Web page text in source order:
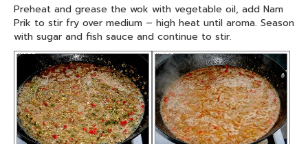
Preheat and grease the wok with vegetable oil, add Nam
Prik to stir fry over medium – high heat until aroma. Season
with sugar and fish sauce and continue to stir.